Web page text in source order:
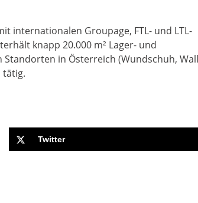
internationalen Groupage, FTL- und LTL-
knapp 20.000 m² Lager- und
in Österreich (Wundschuh,
tätig.
Twitter